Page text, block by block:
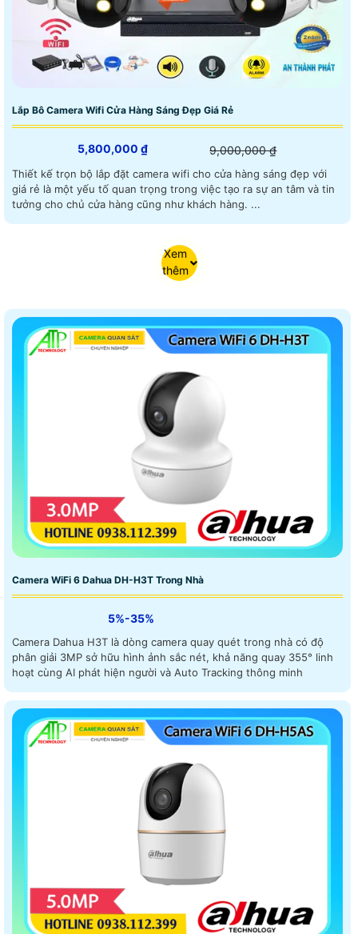
Lắp Bô Camera Wifi Cửa Hàng Sáng Đẹp Giá Rẻ
5,800,000 ₫ 9,000,000 ₫
Thiết kế trọn bộ lắp đặt camera wifi cho cửa hàng sáng đẹp với
giá rẻ là một yếu tố quan trọng trong việc tạo ra sự an tâm và tin
tưởng cho chủ cửa hàng cũng như khách hàng. ...
Xem
thêm
Camera WiFi 6 Dahua DH-H3T Trong Nhà
5%-35%
Camera Dahua H3T là dòng camera quay quét trong nhà có độ
phân giải 3MP sở hữu hình ảnh sắc nét, khả năng quay 355° linh
hoạt cùng AI phát hiện người và Auto Tracking thông minh